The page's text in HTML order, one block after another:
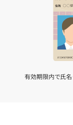
有効期限内で氏名